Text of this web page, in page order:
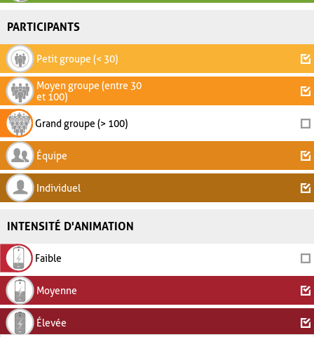
PARTICIPANTS
Petit groupe (< 30)
Moyen groupe (entre 30
et 100)
Grand groupe (> 100)
Équipe
Individuel
INTENSITÉ D'ANIMATION
Faible
Moyenne
Élevée